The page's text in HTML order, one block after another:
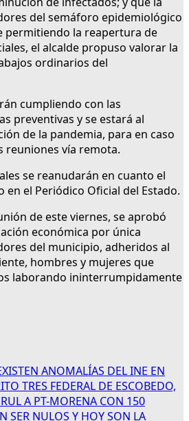
del semáforo epidemiológico
permitiendo la reapertura de
el alcalde propuso valorar la
ordinarios del
cumpliendo con las
preventivas y se estará al
de la pandemia, para en caso
reuniones vía remota.
se reanudarán en cuanto el
en el Periódico Oficial del Estado.
de este viernes, se aprobó
económica por única
del municipio, adheridos al
hombres y mujeres que
laborando ininterrumpidamente
ANOMALÍAS DEL INE EN
TRES FEDERAL DE ESCOBEDO,
A PT-MORENA CON 150
SER NULOS Y HOY SON LA